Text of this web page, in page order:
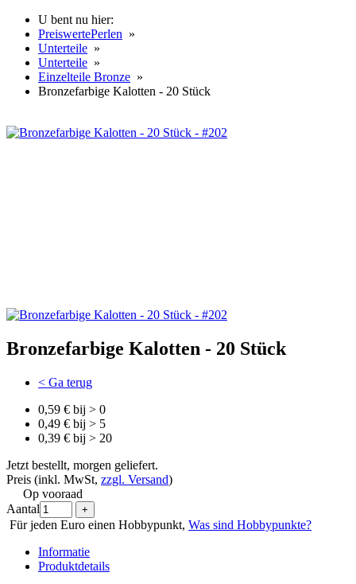
U bent nu hier:
PreiswertePerlen »
Unterteile »
Unterteile »
Einzelteile Bronze »
Bronzefarbige Kalotten - 20 Stück
Bronzefarbige Kalotten - 20 Stück
< Ga terug
0,59 € bij > 0
0,49 € bij > 5
0,39 € bij > 20
Jetzt bestellt, morgen geliefert.
Preis (inkl. MwSt, zzgl. Versand)
Op vooraad
Aantal
Für jeden Euro einen Hobbypunkt, Was sind Hobbypunkte?
Informatie
Produktdetails